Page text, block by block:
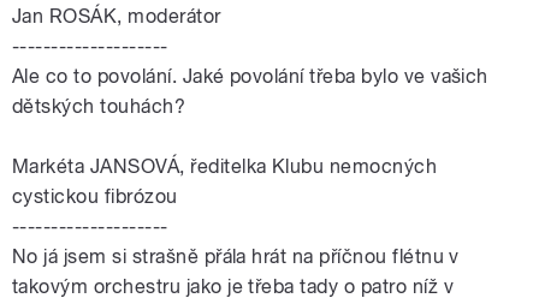
Jan ROSÁK, moderátor
--------------------
Ale co to povolání. Jaké povolání třeba bylo ve vašich
dětských touhách?
Markéta JANSOVÁ, ředitelka Klubu nemocných
cystickou fibrózou
--------------------
No já jsem si strašně přála hrát na příčnou flétnu v
takovým orchestru jako je třeba tady o patro níž v